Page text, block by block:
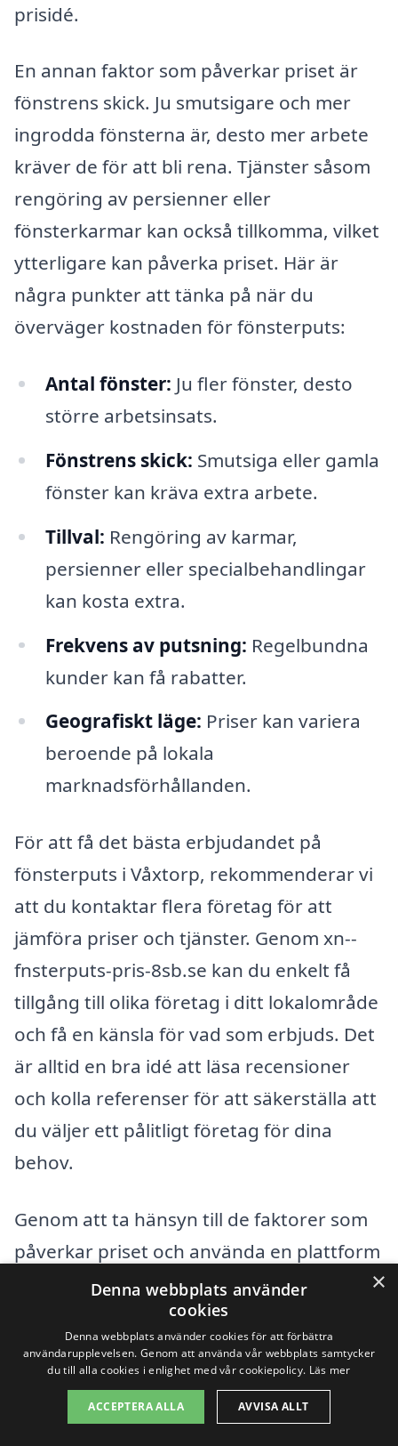
prisidé.
En annan faktor som påverkar priset är
fönstrens skick. Ju smutsigare och mer
ingrodda fönsterna är, desto mer arbete
kräver de för att bli rena. Tjänster såsom
rengöring av persienner eller
fönsterkarmar kan också tillkomma, vilket
ytterligare kan påverka priset. Här är
några punkter att tänka på när du
överväger kostnaden för fönsterputs:
Antal fönster: Ju fler fönster, desto
större arbetsinsats.
Fönstrens skick: Smutsiga eller gamla
fönster kan kräva extra arbete.
Tillval: Rengöring av karmar,
persienner eller specialbehandlingar
kan kosta extra.
Frekvens av putsning: Regelbundna
kunder kan få rabatter.
Geografiskt läge: Priser kan variera
beroende på lokala
marknadsförhållanden.
För att få det bästa erbjudandet på
fönsterputs i Våxtorp, rekommenderar vi
att du kontaktar flera företag för att
jämföra priser och tjänster. Genom xn--
fnsterputs-pris-8sb.se kan du enkelt få
tillgång till olika företag i ditt lokalområde
och få en känsla för vad som erbjuds. Det
är alltid en bra idé att läsa recensioner
och kolla referenser för att säkerställa att
du väljer ett pålitligt företag för dina
behov.
Genom att ta hänsyn till de faktorer som
påverkar priset och använda en plattform
som xn--fnsterputs-pris-8sb.se kan du
effektivt navigera genom alternativen för
fönsterputs i Våxtorp och hitta ett
erbjudande som passar just dig.
×
Denna webbplats använder
cookies
Denna webbplats använder cookies för att förbättra
användarupplevelsen. Genom att använda vår webbplats samtycker
du till alla cookies i enlighet med vår cookiepolicy. Läs mer
ACCEPTERA ALLA AVVISA ALLT